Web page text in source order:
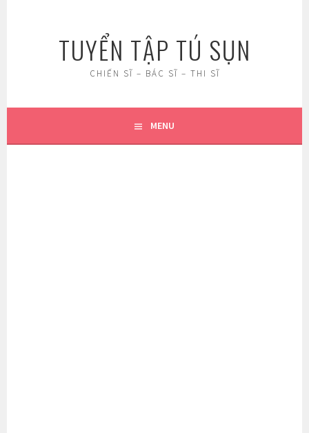
TUYỂN TẬP TÚ SỤN
CHIẾN SĨ – BÁC SĨ – THI SĨ
MENU